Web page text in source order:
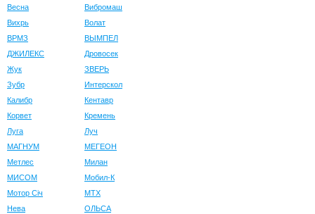
Весна
Вибромаш
Вихрь
Волат
ВРМЗ
ВЫМПЕЛ
ДЖИЛЕКС
Дровосек
Жук
ЗВЕРЬ
Зубр
Интерскол
Калибр
Кентавр
Корвет
Кремень
Луга
Луч
МАГНУМ
МЕГЕОН
Метлес
Милан
МИСОМ
Мобил-К
Мотор Сiч
МТХ
Нева
ОЛЬСА